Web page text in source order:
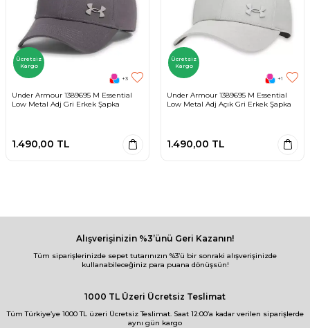
Ücretsiz
Kargo
+3
Under Armour 1389695 M Essential
Low Metal Adj Gri Erkek Şapka
1.490,00 TL
Ücretsiz
Kargo
+1
Under Armour 1389695 M Essential
Low Metal Adj Açık Gri Erkek Şapka
1.490,00 TL
Alışverişinizin %3’ünü Geri Kazanın!
Tüm siparişlerinizde sepet tutarınızın %3’ü bir sonraki alışverişinizde
kullanabileceğiniz para puana dönüşsün!
1000 TL Üzeri Ücretsiz Teslimat
Tüm Türkiye’ye 1000 TL üzeri Ücretsiz Teslimat. Saat 12:00’a kadar verilen siparişlerde
aynı gün kargo